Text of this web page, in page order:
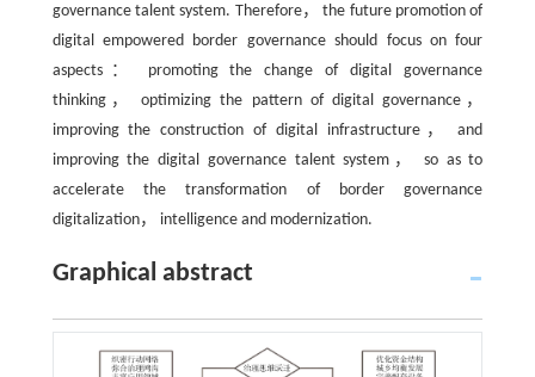
governance talent system. Therefore， the future promotion of
digital empowered border governance should focus on four
aspects： promoting the change of digital governance
thinking， optimizing the pattern of digital governance，
improving the construction of digital infrastructure， and
improving the digital governance talent system， so as to
accelerate the transformation of border governance
digitalization， intelligence and modernization.
Graphical abstract